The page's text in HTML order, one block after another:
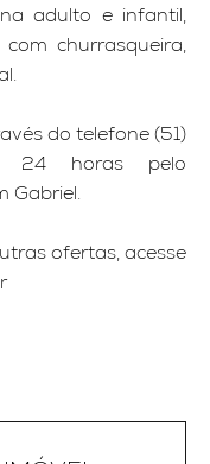
adulto e infantil,
churrasqueira,
do telefone (51)
24 horas pelo
Gabriel.
ofertas, acesse